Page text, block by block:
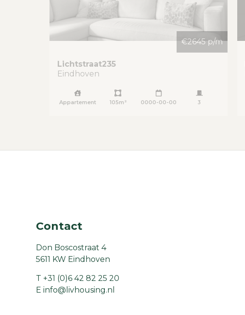
€2645 p/m
Lichtstraat235
Eindhoven
Appartement 105m² 0000-00-00 3
Contact
Don Boscostraat 4
5611 KW Eindhoven
T +31 (0)6 42 82 25 20
E info@livhousing.nl